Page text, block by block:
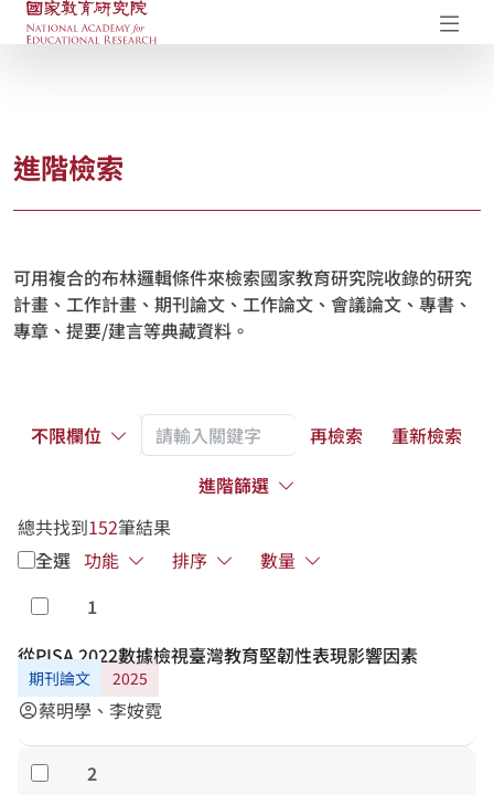
國家教育研究院-研究成果典藏庫
進階檢索
可用複合的布林邏輯條件來檢索國家教育研究院收錄的研究
計畫、工作計畫、期刊論文、工作論文、會議論文、專書、
專章、提要/建言等典藏資料。
不限欄位 再檢索
重新檢索
進階篩選
總共找到152筆結果
全選 功能 排序
數量
勾選
1
從PISA 2022數據檢視臺灣教育堅韌性表現影響因素
期刊論文 2025
account_circle蔡明學、李姲霓
勾選
2